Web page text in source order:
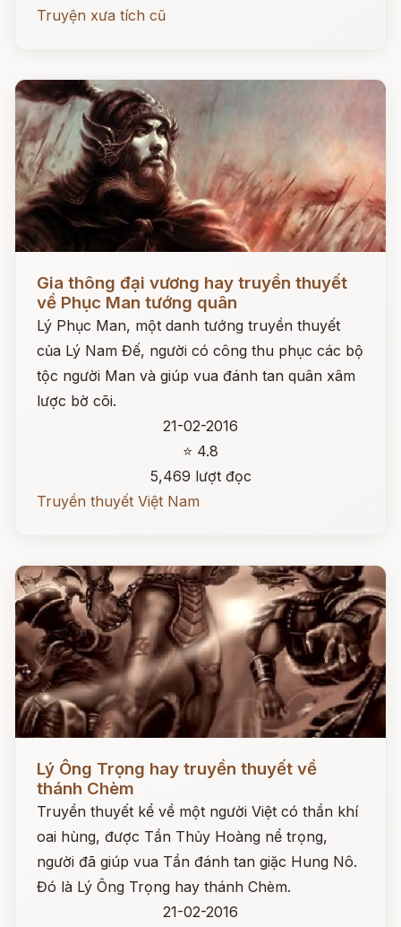
Truyện xưa tích cũ
Gia thông đại vương hay truyền thuyết
về Phục Man tướng quân
Lý Phục Man, một danh tướng truyền thuyết
của Lý Nam Đế, người có công thu phục các bộ
tộc người Man và giúp vua đánh tan quân xâm
lược bờ cõi.
21-02-2016
⭐ 4.8
5,469 lượt đọc
Truyền thuyết Việt Nam
Đọc ngay
Lý Ông Trọng hay truyền thuyết về
thánh Chèm
Truyền thuyết kể về một người Việt có thần khí
oai hùng, được Tần Thủy Hoàng nể trọng,
người đã giúp vua Tần đánh tan giặc Hung Nô.
Đó là Lý Ông Trọng hay thánh Chèm.
21-02-2016